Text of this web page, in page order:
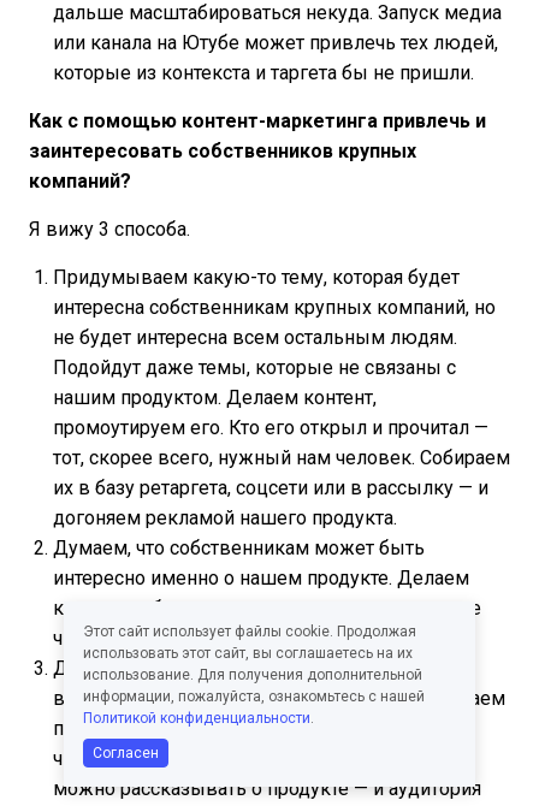
дальше масштабироваться некуда. Запуск медиа
или канала на Ютубе может привлечь тех людей,
которые из контекста и таргета бы не пришли.
Как с помощью контент-маркетинга привлечь и
заинтересовать собственников крупных
компаний?
Я вижу 3 способа.
Придумываем какую-то тему, которая будет
интересна собственникам крупных компаний, но
не будет интересна всем остальным людям.
Подойдут даже темы, которые не связаны с
нашим продуктом. Делаем контент,
промоутируем его. Кто его открыл и прочитал —
тот, скорее всего, нужный нам человек. Собираем
их в базу ретаргета, соцсети или в рассылку — и
догоняем рекламой нашего продукта.
Думаем, что собственникам может быть
интересно именно о нашем продукте. Делаем
контент, публикуем его на площадках, которые
читают нужные люди — профит.
Делаем контент для широкой аудитории,
вбухиваем тонну денег в дистрибуцию, получаем
популярное медиа, которое читают все, в том
числе собственники крупных компаний. Затем
можно рассказывать о продукте — и аудитория
Этот сайт использует файлы cookie. Продолжая
использовать этот сайт, вы соглашаетесь на их
использование. Для получения дополнительной
информации, пожалуйста, ознакомьтесь с нашей
Политикой конфиденциальности.
Согласен